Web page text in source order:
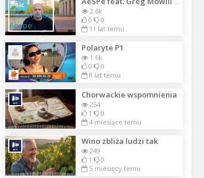
Szkic
2.6k
0
0
11 lat temu
Polaryte P1
1.6k
0
0
8 lat temu
Chorwackie wspomnienia
254
1
0
4 miesiące temu
Wino zbliża ludzi tak
249
1
0
5 miesięcy temu